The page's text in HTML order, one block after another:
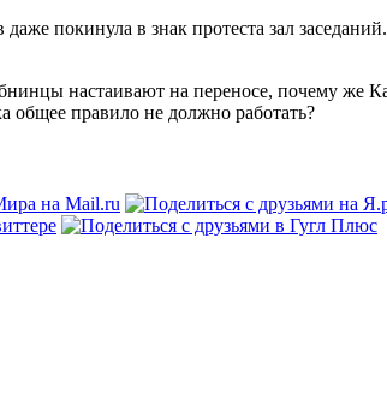
покинула в знак протеста зал
настаивают на переносе, почему
общее правило не должно работать?